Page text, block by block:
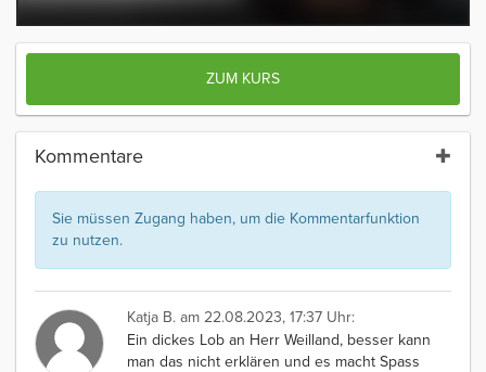
ZUM KURS
Kommentare
Sie müssen Zugang haben, um die Kommentarfunktion
zu nutzen.
Katja B. am 22.08.2023, 17:37 Uhr:
Ein dickes Lob an Herr Weilland, besser kann
man das nicht erklären und es macht Spass